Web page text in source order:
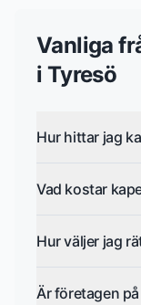
Vanliga
i Tyresö
Hur hittar jag
Vad kostar
Hur väljer jag
Är företagen